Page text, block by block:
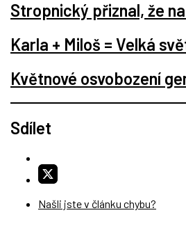
Stropnický přiznal, že
Karla + Miloš = Velká
Květnové osvobození
Sdílet
Našli jste v článku chybu?